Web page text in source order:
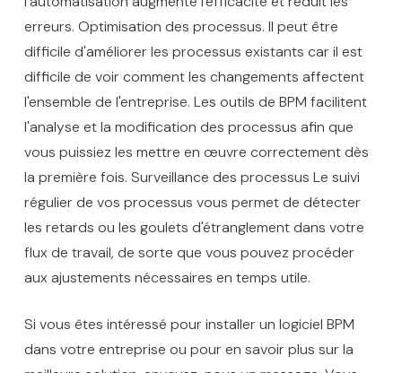
erreurs. Optimisation des processus. Il peut être
difficile d'améliorer les processus existants car il est
difficile de voir comment les changements affectent
l'ensemble de l'entreprise. Les outils de BPM facilitent
l'analyse et la modification des processus afin que
vous puissiez les mettre en œuvre correctement dès
la première fois. Surveillance des processus Le suivi
régulier de vos processus vous permet de détecter
les retards ou les goulets d'étranglement dans votre
flux de travail, de sorte que vous pouvez procéder
aux ajustements nécessaires en temps utile.
Si vous êtes intéressé pour installer un logiciel BPM
dans votre entreprise ou pour en savoir plus sur la